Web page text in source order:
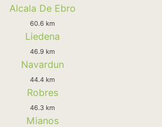
Alcala De Ebro
60.6 km
Liedena
46.9 km
Navardun
44.4 km
Robres
46.3 km
Mianos